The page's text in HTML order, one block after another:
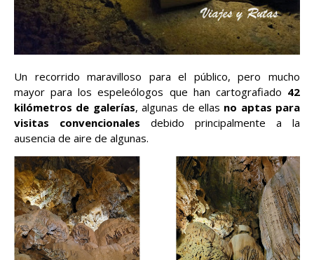
Un recorrido maravilloso para el público, pero mucho
mayor para los espeleólogos que han cartografiado 42
kilómetros de galerías, algunas de ellas no aptas para
visitas convencionales debido principalmente a la
ausencia de aire de algunas.